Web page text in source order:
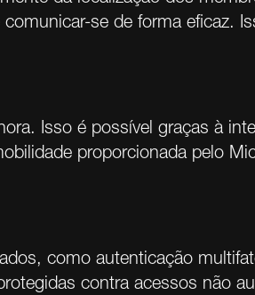
se de forma eficaz.
Isso é possível graças à
proporcionada pelo
como autenticação
contra acessos não